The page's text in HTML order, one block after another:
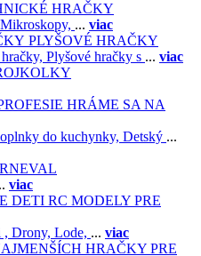
HRAČKY
Mikroskopy, ... viac
PLYŠOVÉ HRAČKY
Plyšové hračky s ... viac
HRÁME SA NA
do kuchynky, Detský ...
viac
RC MODELY PRE
, Drony, Lode, ... viac
HRAČKY PRE